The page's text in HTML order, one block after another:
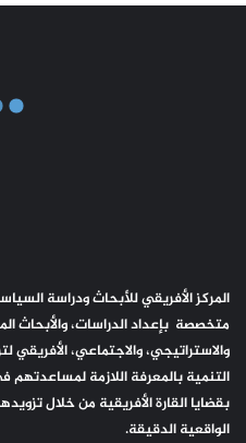
المركز الأفريقي للأبحاث ودراسة
متخصصة بإعداد الدراسات، والأبحاث
والاستراتيجي، والاجتماعي، الأفريقي
التنمية بالمعرفة اللازمة لمساعدتهم
بقضايا القارة الأفريقية من خلال
الواقعية الدقيقة.